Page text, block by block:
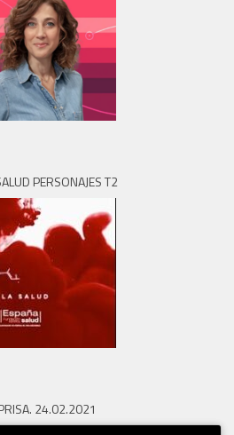
PERSONAJES T2
24.02.2021